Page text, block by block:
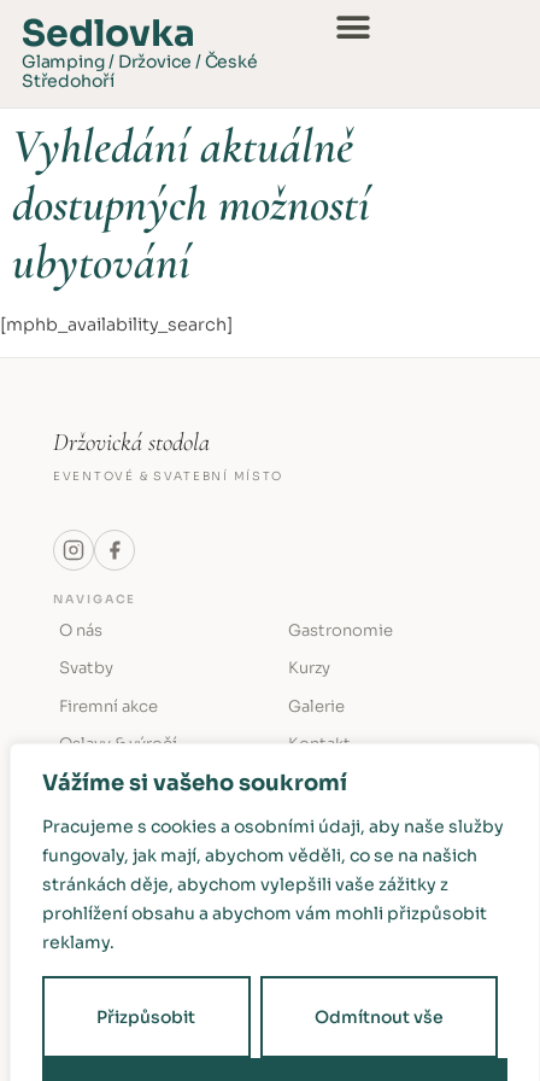
Vážíme si vašeho soukromí
Pracujeme s cookies a osobními údaji, aby naše služby
fungovaly, jak mají, abychom věděli, co se na našich
stránkách děje, abychom vylepšili vaše zážitky z
prohlížení obsahu a abychom vám mohli přizpůsobit
reklamy.
Přizpůsobit Odmítnout vše
Sedlovka
Glamping / Držovice / České
Středohoří
Vyhledání aktuálně
dostupných možností
ubytování
[mphb_availability_search]
Držovická stodola
EVENTOVÉ & SVATEBNÍ MÍSTO
NAVIGACE
O nás
Svatby
Firemní akce
Oslavy & výročí
Gastronomie
Kurzy
Galerie
Kontakt
KONTAKT
Držovice č. p. 12
411 45 Úštěk (Ústecký kraj)
info@drzovickastodola.cz
Rezervace:+420 601 122 112
Firemní akce & konference:+420 601 690 593